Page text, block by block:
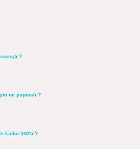
?
ne yapmalı ?
kadar 2025 ?